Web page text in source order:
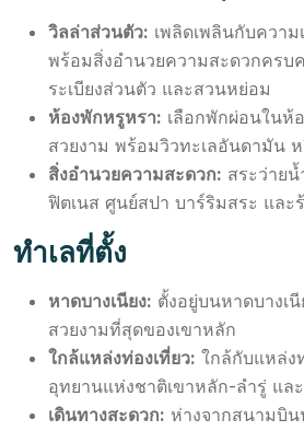
วิลล่าส่วนตัว: เพลิดเพลินกับควา
พร้อมสิ่งอำนวยความสะดวกครบ
ระเบียงส่วนตัว และสวนหย่อม
ห้องพักหรูหรา: เลือกพักผ่อนในห้
สวยงาม พร้อมวิวทะเลอันดามัน
สิ่งอำนวยความสะดวก: สระว่ายน้
ฟิตเนส ศูนย์สปา บาร์ริมสระ และ
ทำเลที่ตั้ง
หาดบางเนียง: ตั้งอยู่บนหาดบางเ
สวยงามที่สุดของเขาหลัก
ใกล้แหล่งท่องเที่ยว: ใกล้กับแหล่ง
อุทยานแห่งชาติเขาหลัก-ลำรู่ แล
เดินทางสะดวก: ห่างจากสนามบิน